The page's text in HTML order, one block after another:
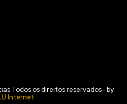
Todos os direitos reservados- by
Internet